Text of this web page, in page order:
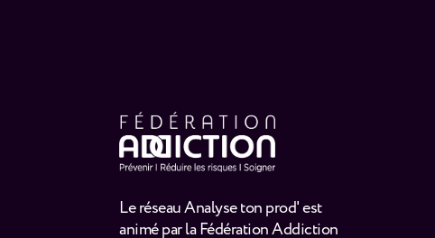
Le réseau Analyse ton prod' est
animé par la Fédération Addiction